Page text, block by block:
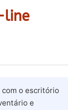
line
com o escritório
e